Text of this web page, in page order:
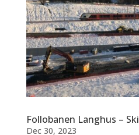
Follobanen Langhus – Ski
Dec 30, 2023